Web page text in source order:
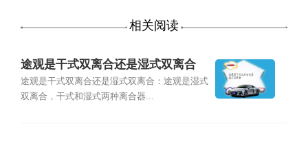
相关阅读
途观是干式双离合还是湿式双离合
途观是干式双离合还是湿式双离合：途观是湿式
双离合，干式和湿式两种离合器...